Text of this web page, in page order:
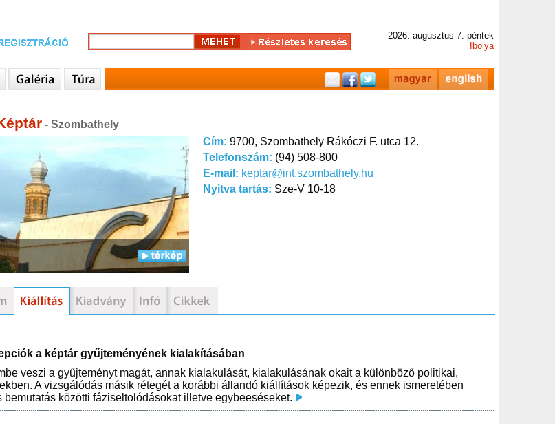
2026. augusztus 7. péntek
Ibolya
- Szombathely
Cím: 9700, Szombathely Rákóczi F. utca 12.
Telefonszám: (94) 508-800
E-mail: keptar@int.szombathely.hu
Nyitva tartás: Sze-V 10-18
a képtár gyűjteményének kialakításában
veszi a gyűjteményt magát, annak kialakulását, kialakulásának okait a különböző politikai,
A vizsgálódás másik rétegét a korábbi állandó kiállítások képezik, és ennek ismeretében
bemutatás közötti fáziseltolódásokat illetve egybeeséseket.